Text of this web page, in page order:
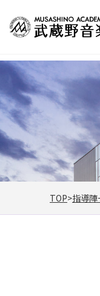
TOP 指導